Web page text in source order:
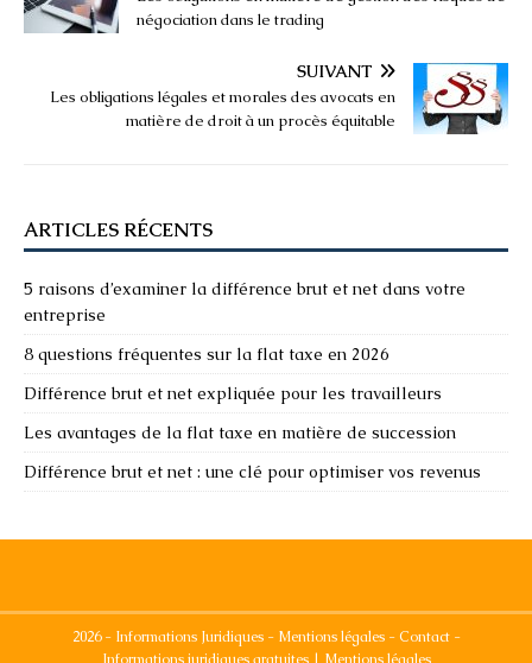
négociation dans le trading
SUIVANT
Les obligations légales et morales des avocats en
matière de droit à un procès équitable
ARTICLES RÉCENTS
5 raisons d’examiner la différence brut et net dans votre
entreprise
8 questions fréquentes sur la flat taxe en 2026
Différence brut et net expliquée pour les travailleurs
Les avantages de la flat taxe en matière de succession
Différence brut et net : une clé pour optimiser vos revenus
2026 - Informations Juridiques - Mentions légales - Contact -